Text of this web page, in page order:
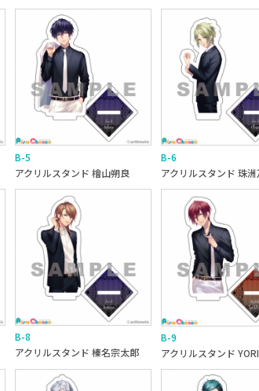
B-5
アクリルスタンド 檜山朔良
B-6
アクリルスタンド 珠
B-8
アクリルスタンド 榛名宗太郎
B-9
アクリルスタンド